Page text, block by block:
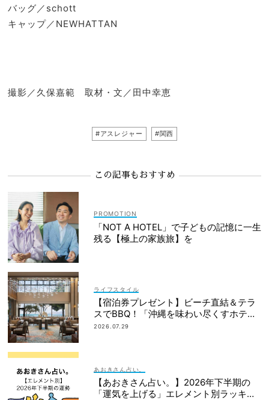
バッグ／schott
キャップ／NEWHATTAN
撮影／久保嘉範 取材・文／田中幸恵
#アスレジャー #関西
この記事もおすすめ
「NOT A HOTEL」で子どもの記憶に一生
残る【極上の家族旅】を
ライフスタイル
【宿泊券プレゼント】ビーチ直結＆テラ
スでBBQ！「沖縄を味わい尽くすホテ
ル」2段ベッドやコネクティングルームも
2026.07.29
あおきさん占い。
【あおきさん占い。】2026年下半期の
「運気を上げる」エレメント別ラッキー